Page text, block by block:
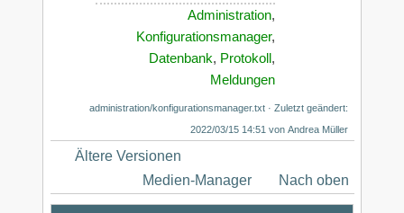
Administration,
Konfigurationsmanager,
Datenbank, Protokoll,
Meldungen
administration/konfigurationsmanager.txt · Zuletzt geändert:
2022/03/15 14:51 vonAndrea Müller
Ältere Versionen
Medien-Manager
Nach oben